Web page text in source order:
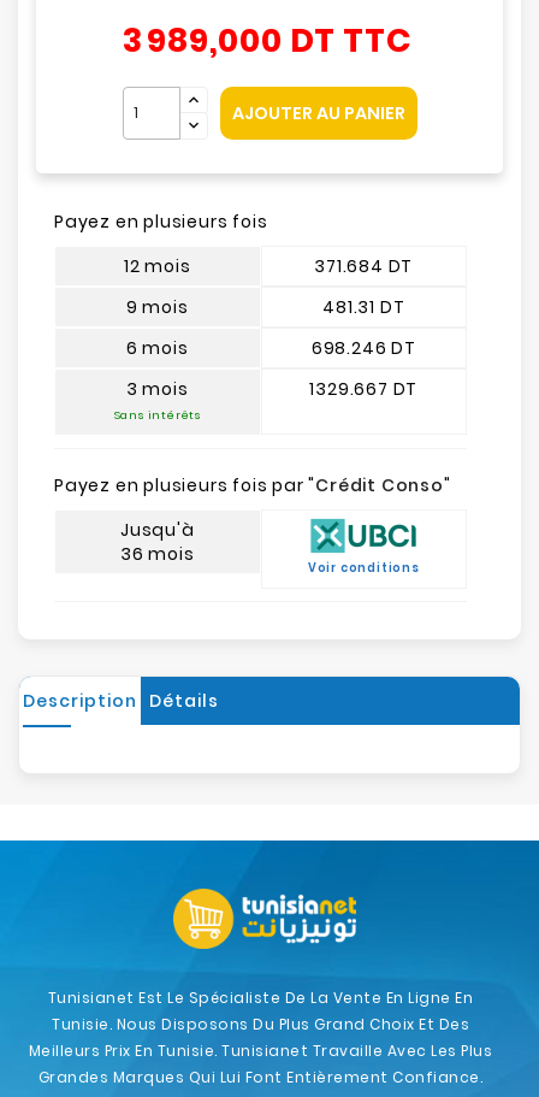
3 989,000 DT TTC
AJOUTER AU PANIER
Payez en plusieurs fois
12 mois
9 mois
6 mois
3 mois
Sans intérêts
371.684 DT
481.31 DT
698.246 DT
1329.667 DT
Payez en plusieurs fois par "Crédit Conso"
Jusqu'à
36 mois
Voir conditions
Description Détails
Tunisianet Est Le Spécialiste De La Vente En Ligne En
Tunisie. Nous Disposons Du Plus Grand Choix Et Des
Meilleurs Prix En Tunisie. Tunisianet Travaille Avec Les Plus
Grandes Marques Qui Lui Font Entièrement Confiance.